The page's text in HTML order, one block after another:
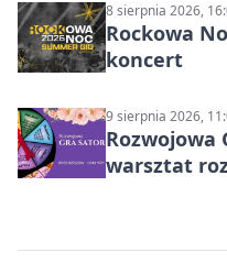
8 sierpnia 2026,
Rockowa
koncert
9 sierpnia 2026,
Rozwojowa
warsztat